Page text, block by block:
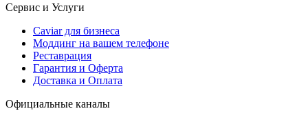
Сервис и Услуги
Caviar для бизнеса
Моддинг на вашем телефоне
Реставрация
Гарантия и Оферта
Доставка и Оплата
Официальные каналы